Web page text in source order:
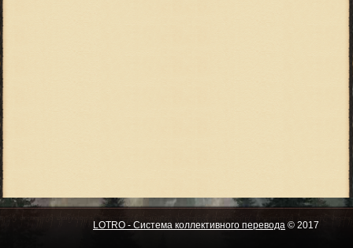
LOTRO - Система коллективного перевода © 2017